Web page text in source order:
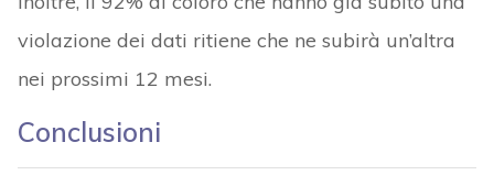
violazione dei dati ritiene che ne subirà un’altra
nei prossimi 12 mesi.
Conclusioni